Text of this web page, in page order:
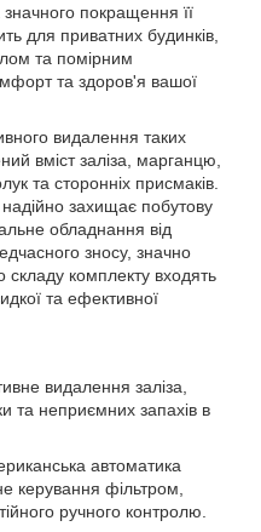
покращення її
для приватних будинків,
та помірним
та здоров'я вашої
видалення таких
вміст заліза, марганцю,
та сторонніх присмаків.
захищає побутову
обладнання від
зносу, значно
комплекту входять
та ефективної
видалення заліза,
та неприємних запахів в
автоматика
керування фільтром,
ручного контролю.